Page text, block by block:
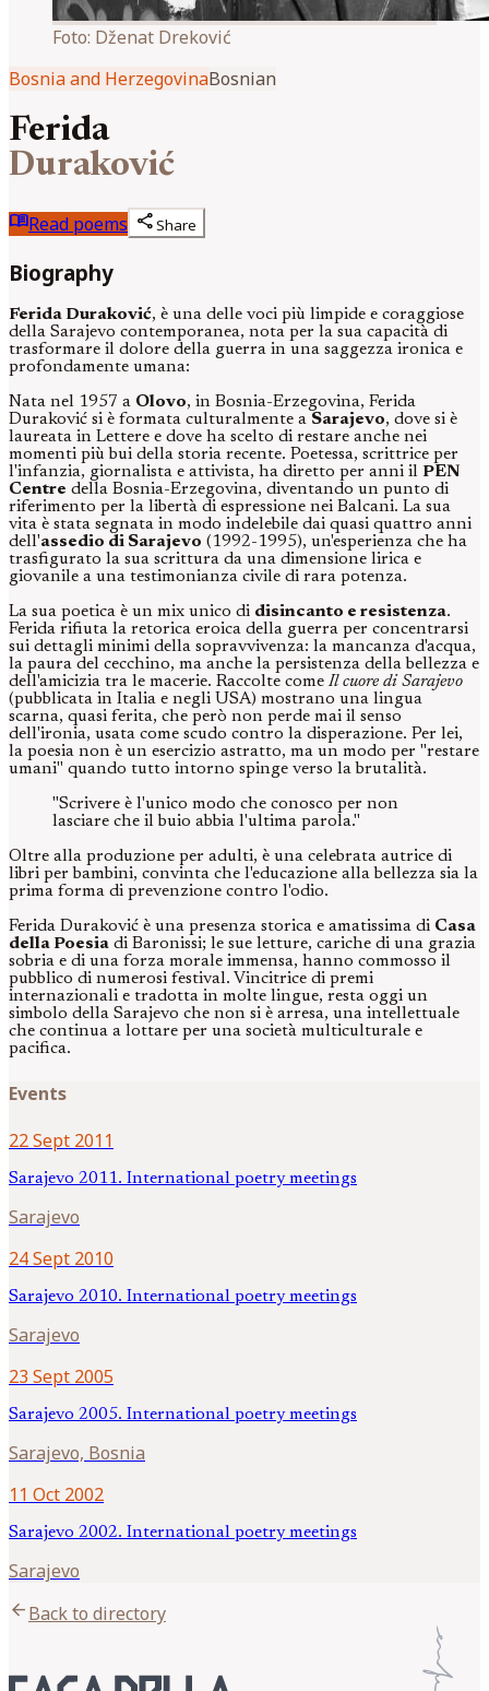
Foto: Dženat Dreković
Bosnia and HerzegovinaBosnian
Ferida
Duraković
menu_bookRead poems shareShare
Biography
Ferida Duraković, è una delle voci più limpide e coraggiose
della Sarajevo contemporanea, nota per la sua capacità di
trasformare il dolore della guerra in una saggezza ironica e
profondamente umana:
Nata nel 1957 a Olovo, in Bosnia-Erzegovina, Ferida
Duraković si è formata culturalmente a Sarajevo, dove si è
laureata in Lettere e dove ha scelto di restare anche nei
momenti più bui della storia recente. Poetessa, scrittrice per
l'infanzia, giornalista e attivista, ha diretto per anni il PEN
Centre della Bosnia-Erzegovina, diventando un punto di
riferimento per la libertà di espressione nei Balcani. La sua
vita è stata segnata in modo indelebile dai quasi quattro anni
dell'assedio di Sarajevo (1992-1995), un'esperienza che ha
trasfigurato la sua scrittura da una dimensione lirica e
giovanile a una testimonianza civile di rara potenza.
La sua poetica è un mix unico di disincanto e resistenza.
Ferida rifiuta la retorica eroica della guerra per concentrarsi
sui dettagli minimi della sopravvivenza: la mancanza d'acqua,
la paura del cecchino, ma anche la persistenza della bellezza e
dell'amicizia tra le macerie. Raccolte come Il cuore di Sarajevo
(pubblicata in Italia e negli USA) mostrano una lingua
scarna, quasi ferita, che però non perde mai il senso
dell'ironia, usata come scudo contro la disperazione. Per lei,
la poesia non è un esercizio astratto, ma un modo per "restare
umani" quando tutto intorno spinge verso la brutalità.
"Scrivere è l'unico modo che conosco per non
lasciare che il buio abbia l'ultima parola."
Oltre alla produzione per adulti, è una celebrata autrice di
libri per bambini, convinta che l'educazione alla bellezza sia la
prima forma di prevenzione contro l'odio.
Ferida Duraković è una presenza storica e amatissima di Casa
della Poesia di Baronissi; le sue letture, cariche di una grazia
sobria e di una forza morale immensa, hanno commosso il
pubblico di numerosi festival. Vincitrice di premi
internazionali e tradotta in molte lingue, resta oggi un
simbolo della Sarajevo che non si è arresa, una intellettuale
che continua a lottare per una società multiculturale e
pacifica.
Events
22 Sept 2011
Sarajevo 2011. International poetry meetings
Sarajevo
24 Sept 2010
Sarajevo 2010. International poetry meetings
Sarajevo
23 Sept 2005
Sarajevo 2005. International poetry meetings
Sarajevo, Bosnia
11 Oct 2002
Sarajevo 2002. International poetry meetings
Sarajevo
arrow_backBack to directory